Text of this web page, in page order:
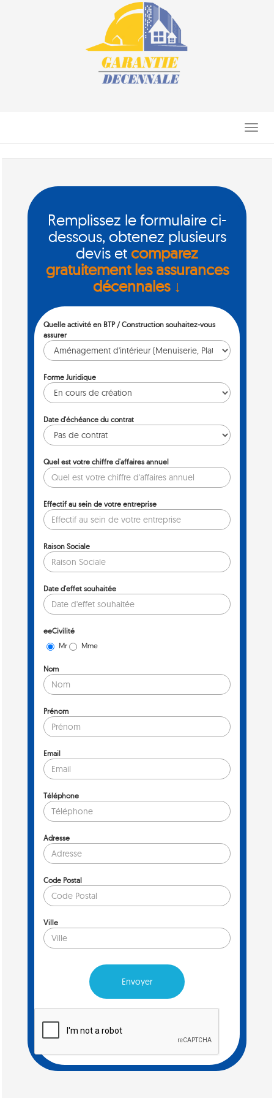
Toggle
Remplissez le formulaire ci-
dessous, obtenez plusieurs
devis etcomparez
gratuitement les assurances
décennales ↓
Quelle activité en BTP / Construction souhaitez-vous
assurer
Forme Juridique
Date d'échéance du contrat
Quel est votre chiffre d'affaires annuel
Effectif au sein de votre entreprise
Raison Sociale
Date d'effet souhaitée
eeCivilité
Mr
Mme
Nom
Prénom
Email
Téléphone
Adresse
Code Postal
Ville